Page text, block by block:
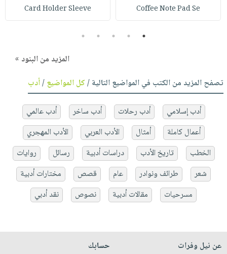
Coffee Note Pad Se
Card Holder Sleeve
1
2
3
4
5
المزيد من البنود »
تصفح المزيد من الكتب في المواضيع التالية /كل المواضيع/أدب
أدب إسلامي أدب رحلات أدب ساخر
أدب عالمي
أعمال كاملة
أمثال الأدب العربي
الأدب المهجري
الخطب
تاريخ الأدب دراسات أدبية رسائل
روايات
شعر
طرائف ونوادر عام قصص
مختارات أدبية
مسرحيات
مقالات أدبية نصوص نقد أدبي
عن نيل وفرات
حسابك